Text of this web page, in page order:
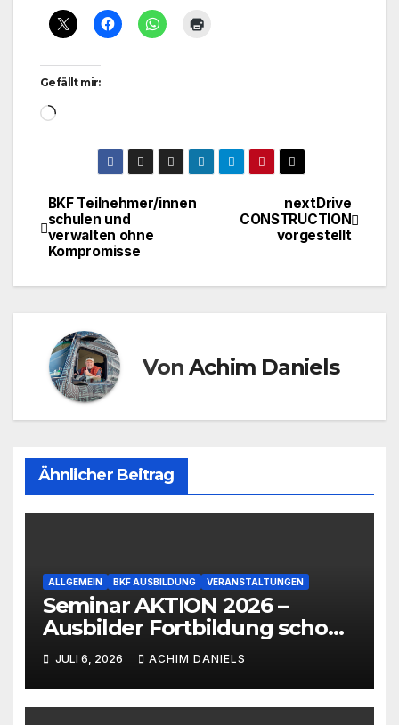
Gefällt mir:
Wird
BeitragsnavigationnextDrive
CONSTRUCTION
vorgestellt
BKF Teilnehmer/innen
schulen und
verwalten ohne
Kompromisse
VonAchim Daniels
Ähnlicher Beitrag
ALLGEMEIN BKF AUSBILDUNG VERANSTALTUNGEN
Seminar AKTION 2026 –
Ausbilder Fortbildung schon
ab 399€!!!
JULI 6, 2026 ACHIM DANIELS